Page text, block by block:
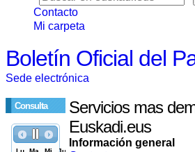
Contacto
Mi carpeta
Boletín Oficial del
Sede electrónica
Consulta
Servicios mas
Euskadi.eus
Información general